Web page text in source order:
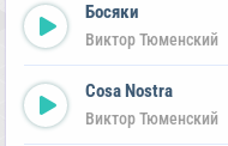
Босяки
Виктор Тюменский
Cosa Nostra
Виктор Тюменский